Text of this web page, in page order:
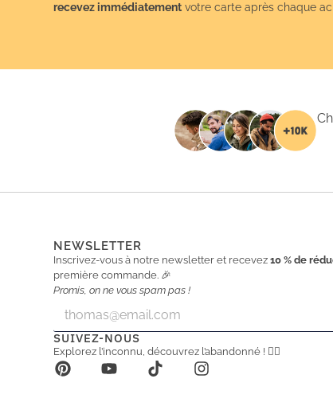
recevez immédiatement votre carte après chaque
NEWSLETTER
Inscrivez-vous à notre newsletter et recevez10 % de
première commande. 🎉
Promis, on ne vous spam pas !
a
i
l
a
i
l
*
SUIVEZ-NOUS
Explorez l’inconnu, découvrez l’abandonné ! 🕵️‍♂️